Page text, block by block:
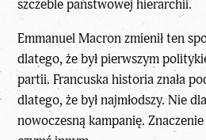
szczeble państwowej hierarchii.
Emmanuel Macronzmienił ten
dlatego, że był pierwszym
partii. Francuska historia znała
dlatego, że był najmłodszy. Nie
nowoczesną kampanię.